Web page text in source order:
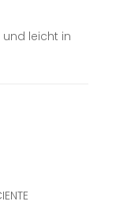
und leicht in